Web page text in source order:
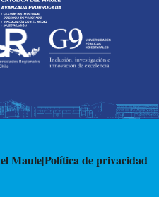
Maule|Política de privacidad